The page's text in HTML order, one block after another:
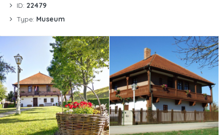
ID: 22479
Type: Museum